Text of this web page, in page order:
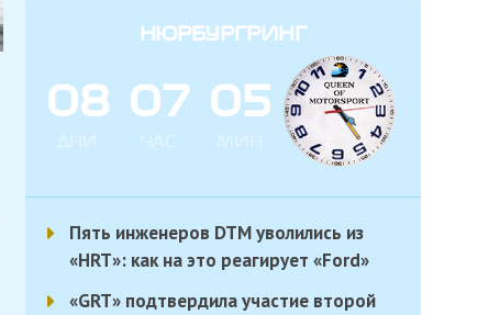
НЮРБУРГРИНГ
08
ДНИ
07
ЧАС
05
МИН
Пять инженеров DTM уволились из
«HRT»: как на это реагирует «Ford»
«GRT» подтвердила участие второй